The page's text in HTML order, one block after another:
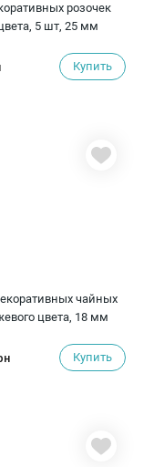
розочек
5 шт, 25 мм
Купить
чайных
цвета, 18 мм
Купить